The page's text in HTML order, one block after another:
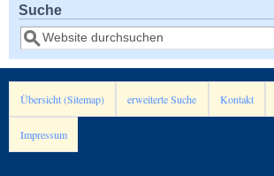
Suche
Suche
Übersicht (Sitemap) erweiterte Suche Kontakt
Impressum